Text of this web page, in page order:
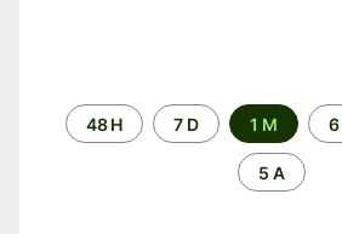
Periodo48 H 7 D 1 M 6
5 A